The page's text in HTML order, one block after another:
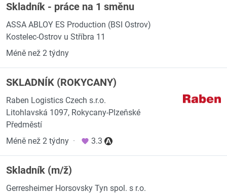
Skladník - práce na 1 směnu
ASSA ABLOY ES Production (BSI Ostrov)
Kostelec-Ostrov u Stříbra 11
Méně než 2 týdny
SKLADNÍK (ROKYCANY)
Raben Logistics Czech s.r.o.
Litohlavská 1097, Rokycany-Plzeňské
Předměstí
Méně než 2 týdny · 3.3
Skladník (m/ž)
Gerresheimer Horsovsky Tyn spol. s r.o.